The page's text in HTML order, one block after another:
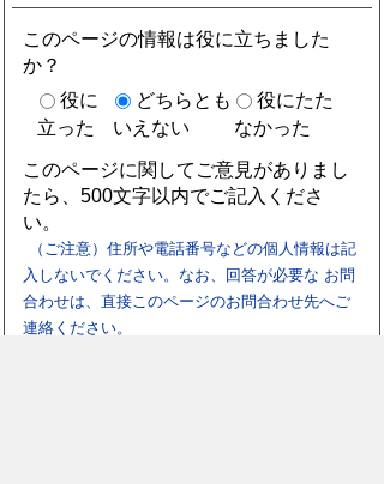
このページの情報は役に立ちました
か？
役に
立った
どちらとも
いえない
役にたた
なかった
このページに関してご意見がありまし
たら、500文字以内でご記入くださ
い。
（ご注意）住所や電話番号などの個人情報は記
入しないでください。なお、回答が必要な お問
合わせは、直接このページのお問合わせ先へご
連絡ください。